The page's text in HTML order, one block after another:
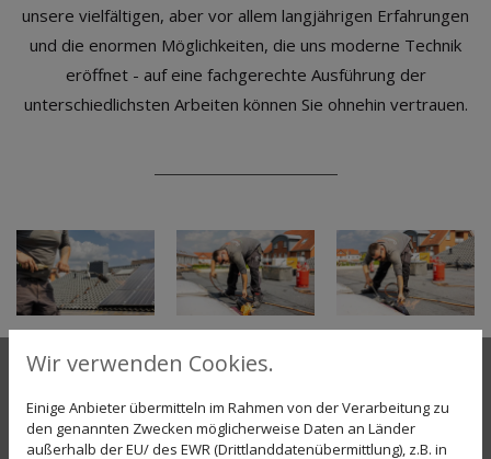
unsere vielfältigen, aber vor allem langjährigen Erfahrungen
und die enormen Möglichkeiten, die uns moderne Technik
eröffnet - auf eine fachgerechte Ausführung der
unterschiedlichsten Arbeiten können Sie ohnehin vertrauen.
NEU: Der VELUX
Wir verwenden Cookies.
Einige Anbieter übermitteln im Rahmen von der Verarbeitung zu
den genannten Zwecken möglicherweise Daten an Länder
außerhalb der EU/ des EWR (Drittlanddatenübermittlung), z.B. in